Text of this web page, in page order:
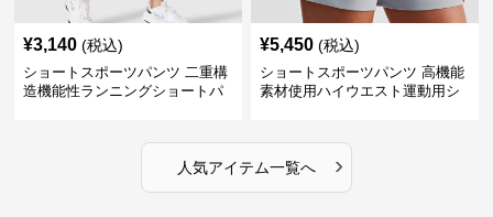
¥3,140 (税込)
ショートスポーツパンツ 二重構
造機能性ランニングショートパ
¥5,450 (税込)
ショートスポーツパンツ 高機能
素材使用ハイウエスト運動用シ
人気アイテム一覧へ ›